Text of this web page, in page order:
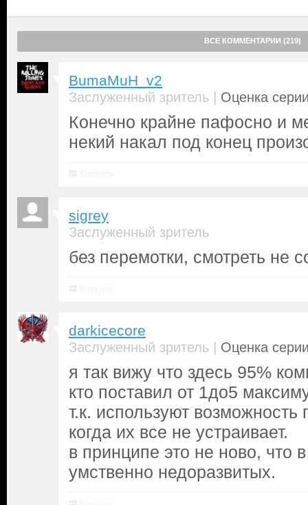
ВСЕ КОММЕНТАРИИ (219)
BumaMuH_v2
Заслуженный зритель | Оценка
Конечно крайне пафосно и
некий накал под конец
sigrey
Заслуженный зритель
без перемотки, смотреть не
darkicecore
Заслуженный зритель | Оценка
я так вижу что здесь 95%
кто поставил от 1до5
т.к. используют
когда их все не устраивает.
в принципе это не ново, что
умственно недоразвитых.